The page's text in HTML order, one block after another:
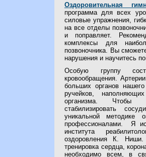
Оздоровительная
программа для всех
силовые упражнения,
на все отделы
и поправляет.
комплексы для
позвоночника. Вы
нарушения и научитесь
Особую группу
кровообращения.
больших органов
ручейков,
организма. Чтобы
стабилизировать
уникальной методике
профессионалами. Я
института
оздоровления К. Ниши.
тренировка сердца,
необходимо всем, в